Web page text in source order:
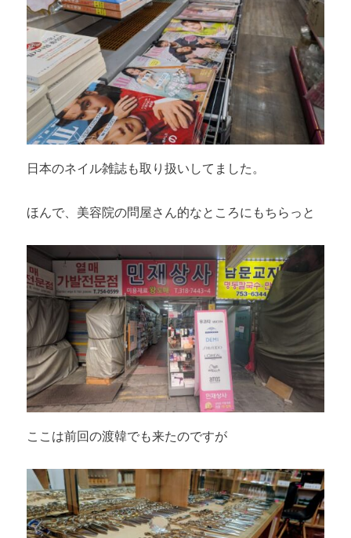
日本のネイル雑誌も取り扱いしてました。
ほんで、美容院の問屋さん的なところにもちらっと
ここは前回の渡韓でも来たのですが